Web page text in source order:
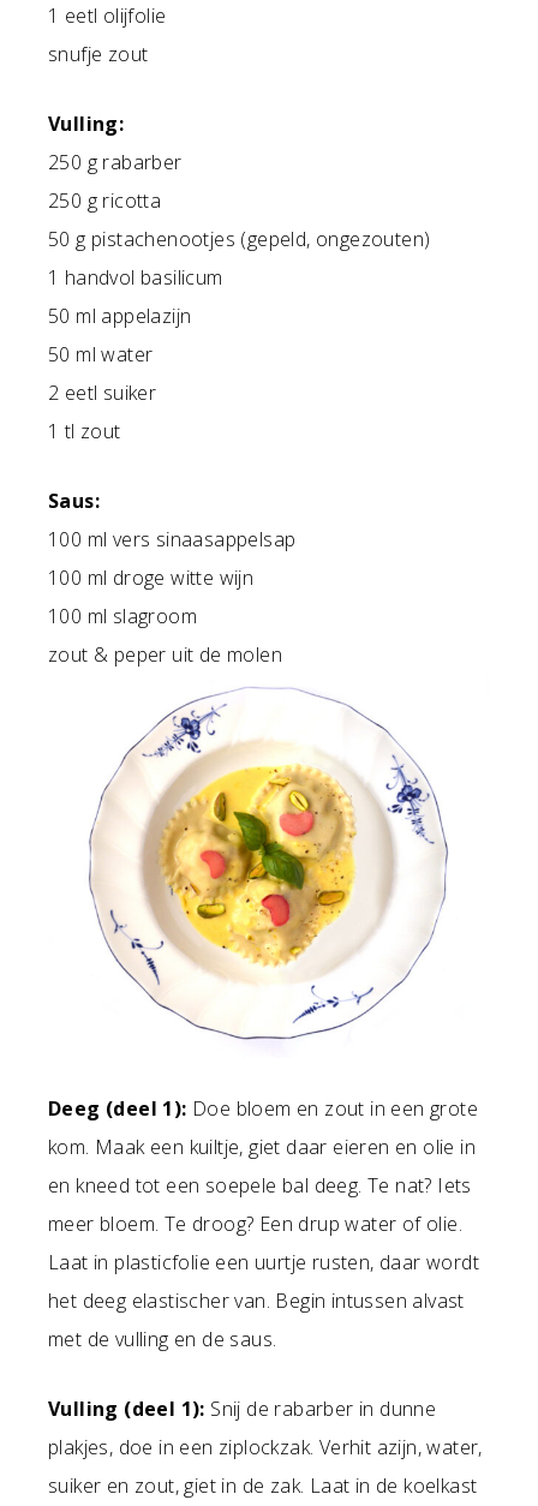
1 eetl olijfolie
snufje zout
Vulling:
250 g rabarber
250 g ricotta
50 g pistachenootjes (gepeld, ongezouten)
1 handvol basilicum
50 ml appelazijn
50 ml water
2 eetl suiker
1 tl zout
Saus:
100 ml vers sinaasappelsap
100 ml droge witte wijn
100 ml slagroom
zout & peper uit de molen
Deeg (deel 1): Doe bloem en zout in een grote
kom. Maak een kuiltje, giet daar eieren en olie in
en kneed tot een soepele bal deeg. Te nat? Iets
meer bloem. Te droog? Een drup water of olie.
Laat in plasticfolie een uurtje rusten, daar wordt
het deeg elastischer van. Begin intussen alvast
met de vulling en de saus.
Vulling (deel 1): Snij de rabarber in dunne
plakjes, doe in een ziplockzak. Verhit azijn, water,
suiker en zout, giet in de zak. Laat in de koelkast